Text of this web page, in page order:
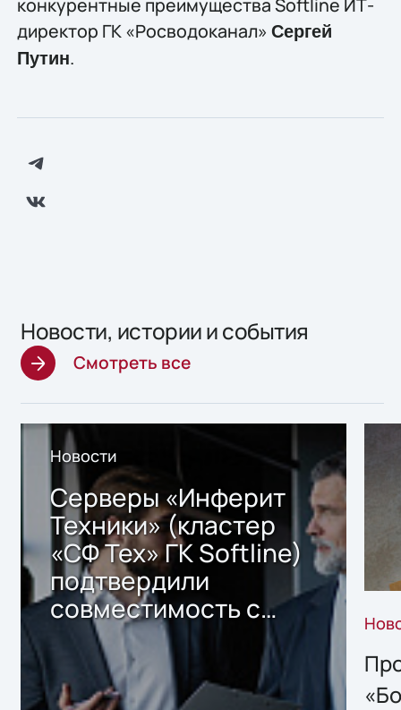
директор ГК «Росводоканал» Сергей
Путин.
Новости, истории и события
Смотреть все
Новости
Серверы «Инферит
Техники» (кластер
«СФ Тех» ГК Softline)
подтвердили
совместимость с
решением Sharx
Storage 2.x для
хранения данных